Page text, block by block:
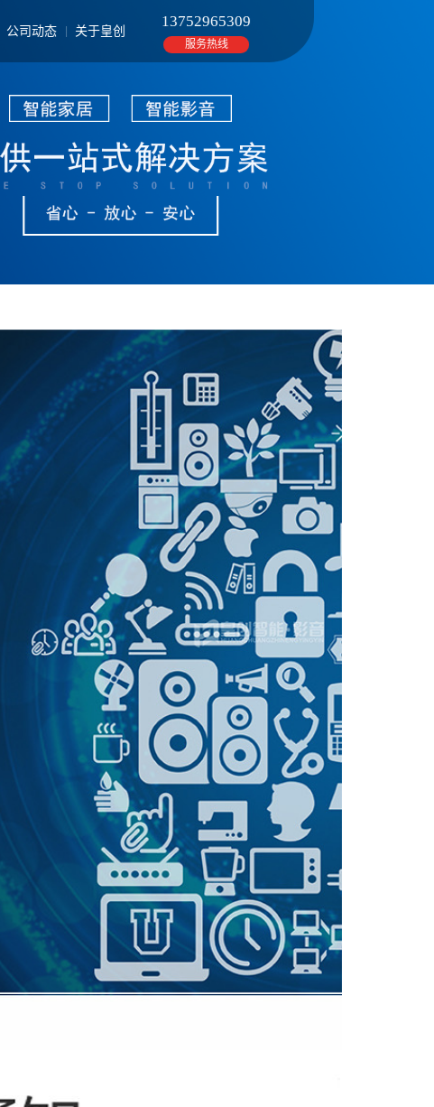
公司动态 关于皇创
13752965309
服务热线